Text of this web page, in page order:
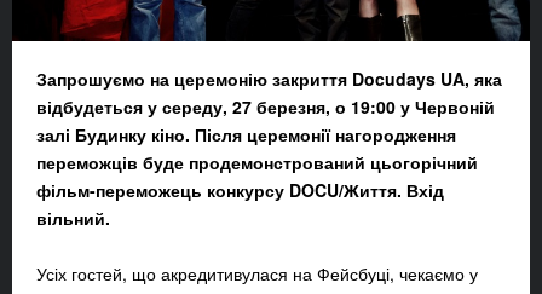
Запрошуємо на церемонію закриття Docudays UA, яка
відбудеться у середу, 27 березня, о 19:00 у Червоній
залі Будинку кіно. Після церемонії нагородження
переможців буде продемонстрований цьогорічний
фільм-переможець конкурсу DOCU/Життя. Вхід
вільний.
Усіх гостей, що акредитивулася на Фейсбуці, чекаємо у